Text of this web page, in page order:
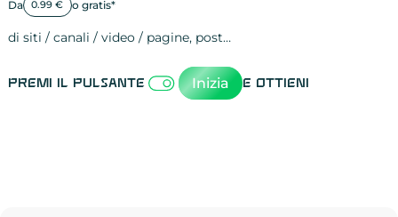
Da 0.99 € o gratis*
di siti / canali / video / pagine, post…
Premi il pulsante Inizia e ottieni